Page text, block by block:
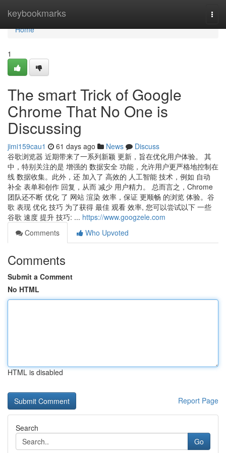
keybookmarks
Home
Home
1
The smart Trick of Google
Chrome That No One is
Discussing
jimi159cau1 61 days ago News
Discuss
谷歌浏览器 近期带来了一系列新颖 更新，旨在优化用户体验。 其
中，特别关注的是 增强的 数据安全 功能，允许用户更严格地控制在
线 数据收集。此外，还 加入了 高效的 人工智能 技术，例如 自动
补全 表单和创作 回复，从而 减少 用户精力。 总而言之，Chrome
团队还不断 优化 了 网站 渲染 效率，保证 更顺畅 的浏览 体验。谷
歌 表现 优化 技巧 为了获得 最佳 观看 效率, 您可以尝试以下 一些
谷歌 速度 提升 技巧: ... https://www.googzele.com
Comments
Who Upvoted
Comments
Submit a Comment
No HTML
HTML is disabled
Report Page
Search
Go